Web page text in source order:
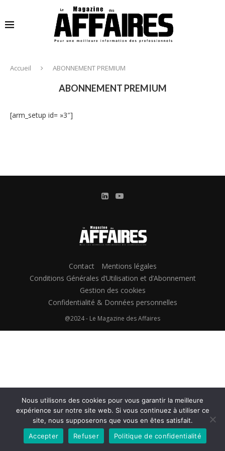
Accueil ABONNEMENT PREMIUM
ABONNEMENT PREMIUM
[arm_setup id= »3″]
Contact
Mentions légales
Conditions Générales d’Utilisation et d’Abonnement
Gestion des cookies
Confidentialité & Données personnelles
@2024 - Le Magazine des Affaires
Nous utilisons des cookies pour vous garantir la meilleure
expérience sur notre site web. Si vous continuez à utiliser ce
site, nous supposerons que vous en êtes satisfait.
Accepter
Refuser Politique de confidentialité